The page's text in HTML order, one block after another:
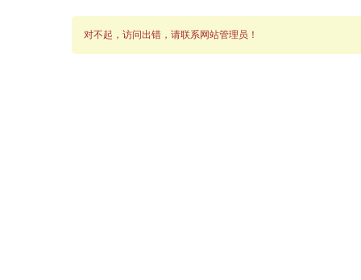
对不起，访问出错，请联系网站管理员！